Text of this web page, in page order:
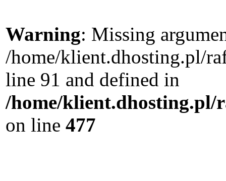
Warning: Missing
/home/klient.dhosting.pl/
line 91 and defined in
/home/klient.dhosting.pl/
on line 477